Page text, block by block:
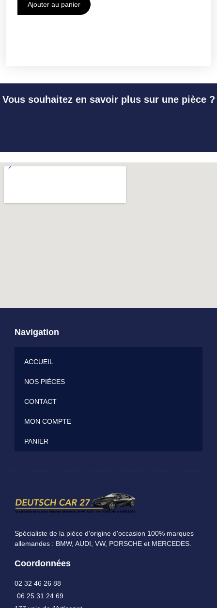
Ajouter au panier
Vous souhaitez en savoir plus sur une pièce ?
Navigation
ACCUEIL
NOS PIÈCES
CONTACT
MON COMPTE
PANIER
Spécialiste de la pièce d'origine d'occasion 100% marques
allemandes : BMW, AUDI, VW, PORSCHE et MERCEDES.
Coordonnées
02 32 46 26 88
06 25 31 24 69